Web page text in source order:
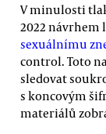
V minulosti
2022 návrhem
sexuálnímu
control. Toto
sledovat
s koncovým
materiálů